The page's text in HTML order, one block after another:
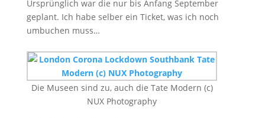
Ursprünglich war die nur bis Anfang September
geplant. Ich habe selber ein Ticket, was ich noch
umbuchen muss…
Die Museen sind zu, auch die Tate Modern (c)
NUX Photography